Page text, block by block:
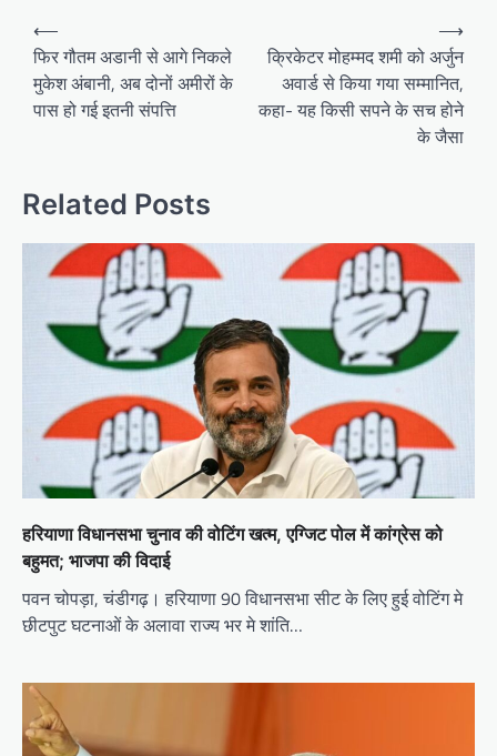
Post
navigation
⟵
फिर गौतम अडानी से आगे निकले
मुकेश अंबानी, अब दोनों अमीरों के
पास हो गई इतनी संपत्ति
क्रिकेटर मोहम्मद शमी को अर्जुन
अवार्ड से किया गया सम्मानित,
कहा- यह किसी सपने के सच होने
के जैसा
⟶
Related Posts
हरियाणा विधानसभा चुनाव की वोटिंग खत्म, एग्जिट पोल में कांग्रेस को
बहुमत; भाजपा की विदाई
पवन चोपड़ा, चंडीगढ़। हरियाणा 90 विधानसभा सीट के लिए हुई वोटिंग मे
छीटपुट घटनाओं के अलावा राज्य भर मे शांति…